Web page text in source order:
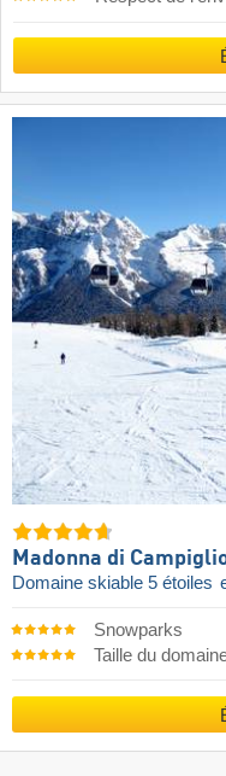
Madonna di
Domaine skiable 5 étoiles
Snowparks
Taille du